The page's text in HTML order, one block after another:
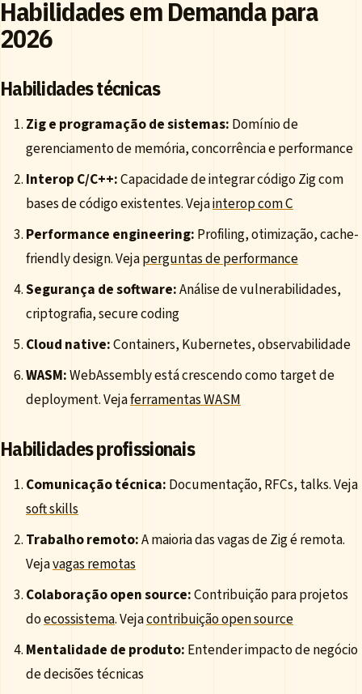
Habilidades em Demanda para
2026
Habilidades técnicas
Zig e programação de sistemas: Domínio de
gerenciamento de memória, concorrência e performance
Interop C/C++:Capacidade de integrar código Zig com
bases de código existentes. Vejainterop com C
Performance engineering: Profiling, otimização, cache-
friendly design. Vejaperguntas de performance
Segurança de software:Análise de vulnerabilidades,
criptografia, secure coding
Cloud native:Containers, Kubernetes, observabilidade
WASM:WebAssembly está crescendo como target de
deployment. Vejaferramentas WASM
Habilidades profissionais
Comunicação técnica: Documentação, RFCs, talks. Veja
soft skills
Trabalho remoto:A maioria das vagas de Zig é remota.
Vejavagas remotas
Colaboração open source:Contribuição para projetos
doecossistema. Vejacontribuição open source
Mentalidade de produto: Entender impacto de negócio
de decisões técnicas